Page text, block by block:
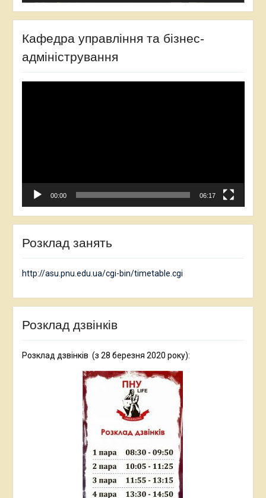
Кафедра управління та бізнес-
адміністрування
00:00 06:17
Розклад занять
http://asu.pnu.edu.ua/cgi-bin/timetable.cgi
Розклад дзвінків
Розклад дзвінків (з 28 березня 2020 року):